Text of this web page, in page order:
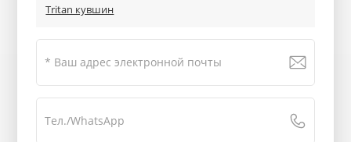
Tritan кувшин